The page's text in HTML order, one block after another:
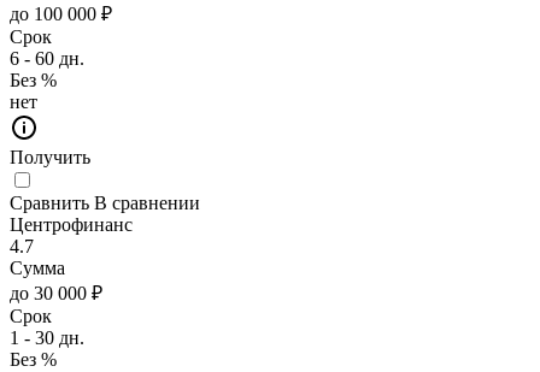
до 100 000 ₽
Срок
6 - 60 дн.
Без %
нет
Получить
Сравнить В сравнении
Центрофинанс
4.7
Сумма
до 30 000 ₽
Срок
1 - 30 дн.
Без %